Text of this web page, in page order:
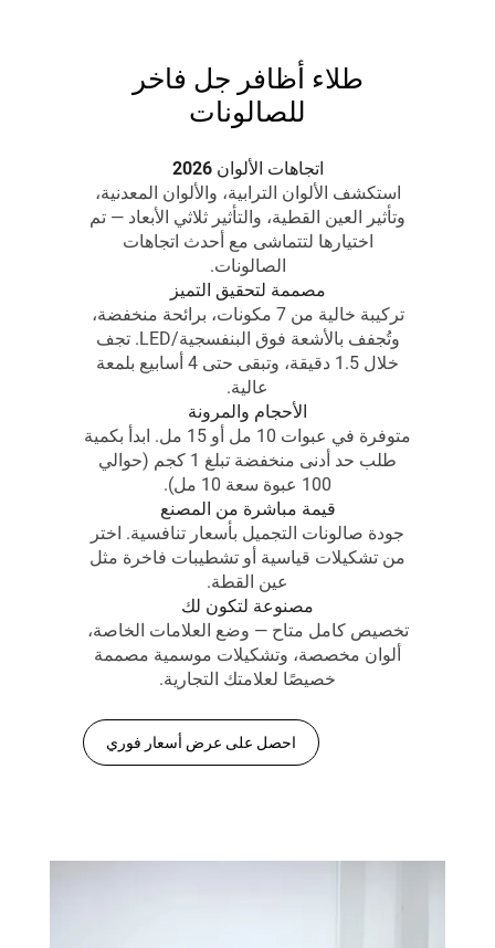
طلاء أظافر جل فاخر
للصالونات
اتجاهات الألوان 2026
استكشف الألوان الترابية، والألوان المعدنية،
وتأثير العين القطية، والتأثير ثلاثي الأبعاد — تم
اختيارها لتتماشى مع أحدث اتجاهات
الصالونات.
مصممة لتحقيق التميز
تركيبة خالية من 7 مكونات، برائحة منخفضة،
وتُجفف بالأشعة فوق البنفسجية/LED. تجف
خلال 1.5 دقيقة، وتبقى حتى 4 أسابيع بلمعة
عالية.
الأحجام والمرونة
متوفرة في عبوات 10 مل أو 15 مل. ابدأ بكمية
طلب حد أدنى منخفضة تبلغ 1 كجم (حوالي
100 عبوة سعة 10 مل).
قيمة مباشرة من المصنع
جودة صالونات التجميل بأسعار تنافسية. اختر
من تشكيلات قياسية أو تشطيبات فاخرة مثل
عين القطة.
مصنوعة لتكون لك
تخصيص كامل متاح — وضع العلامات الخاصة،
ألوان مخصصة، وتشكيلات موسمية مصممة
خصيصًا لعلامتك التجارية.
احصل على عرض أسعار فوري